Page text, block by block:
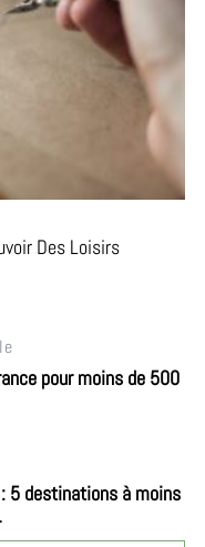
Des Loisirs
pour moins de 500
5 destinations à moins